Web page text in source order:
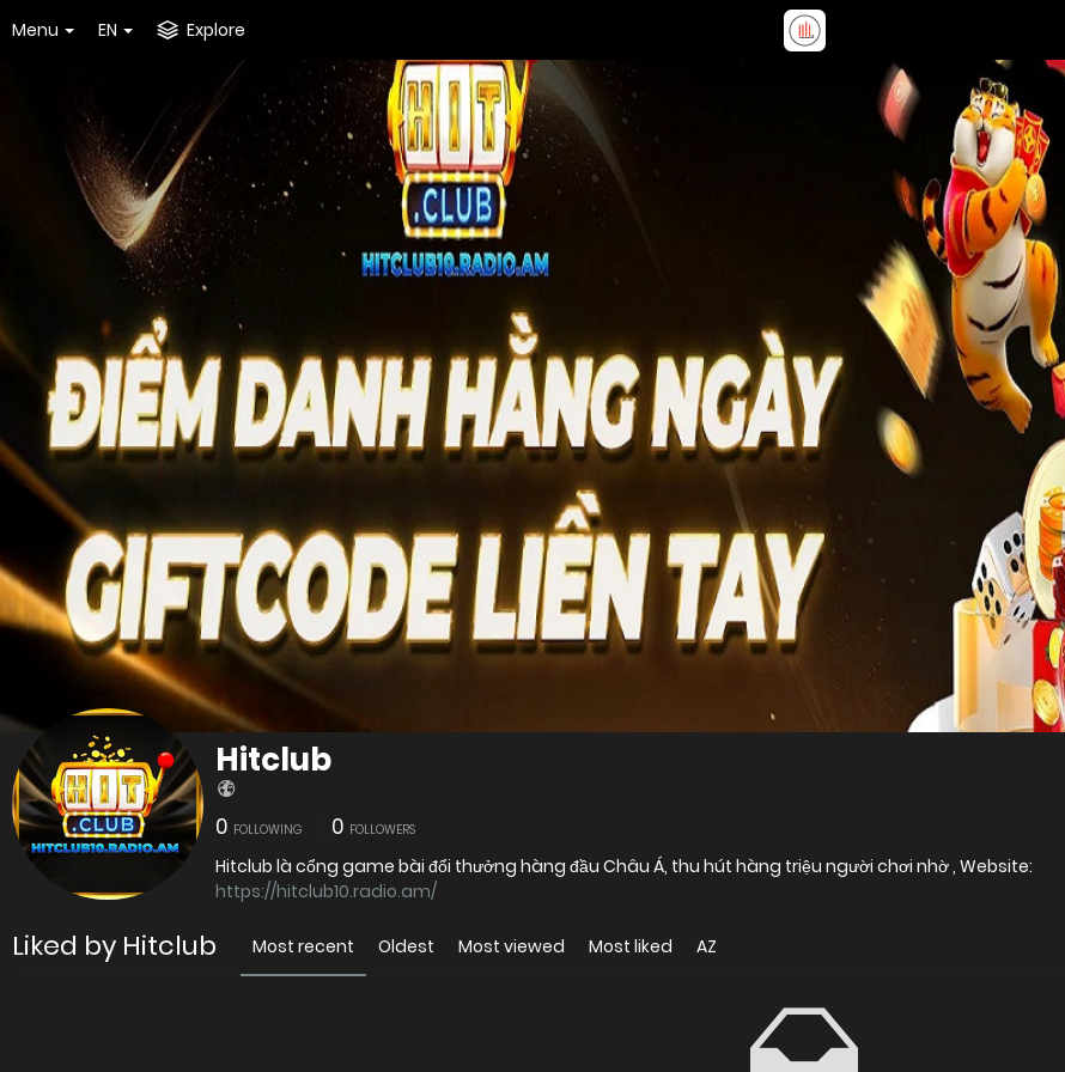
Menu EN Explore
Hitclub
0 FOLLOWING 0 FOLLOWERS
Hitclub là cổng game bài đổi thưởng hàng đầu Châu Á, thu hút hàng triệu người chơi nhờ , Website:
https://hitclub10.radio.am/
Liked by Hitclub Most recent Oldest Most viewed Most liked AZ